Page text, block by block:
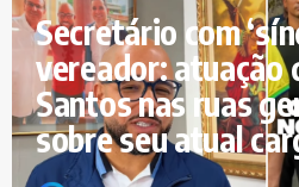
Secretário com
vereador: atuação
Santos nas ruas
sobre seu atual